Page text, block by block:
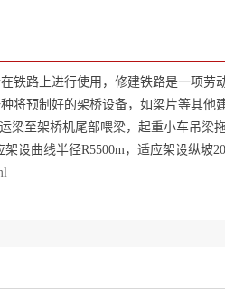
铁路上进行使用，修建铁路是一项
将预制好的架桥设备，如梁片等其他
运梁至架桥机尾部喂梁，起重小车吊梁
设曲线半径R5500m，适应架设纵坡